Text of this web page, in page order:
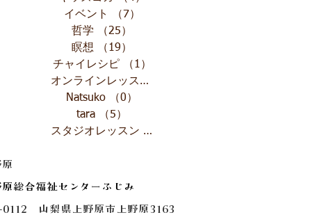
イベント
（7）
哲学
（25）
瞑想
（19）
チャイレシピ
（1）
オンラインレッスン
Natsuko
（0）
tara
（5）
スタジオレッスン （1）
原
原総合福祉センターふじみ
0112 山梨県上野原市上野原3163